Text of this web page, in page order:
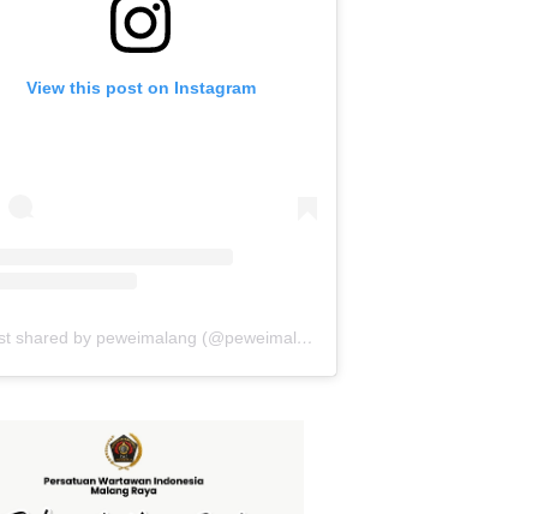
View this post on Instagram
A post shared by peweimalang (@peweimalang)